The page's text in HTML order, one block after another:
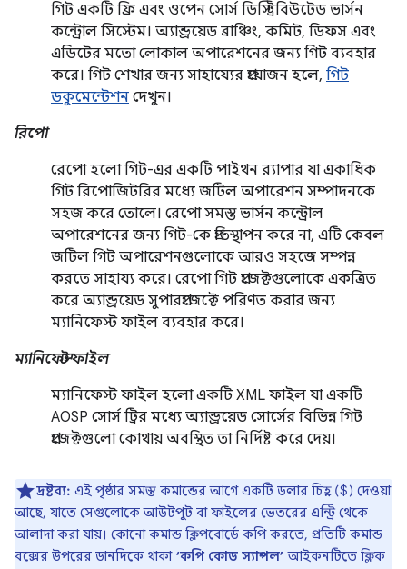
গিট একটি ফ্রি এবং ওপেন সোর্স ডিস্ট্রিবিউটেড ভার্সন
কন্ট্রোল সিস্টেম। অ্যান্ড্রয়েড ব্রাঞ্চিং, কমিট, ডিফস এবং
এডিটের মতো লোকাল অপারেশনের জন্য গিট ব্যবহার
করে। গিট শেখার জন্য সাহায্যের প্রয়োজন হলে, গিট
ডকুমেন্টেশন দেখুন।
রিপো
রেপো হলো গিট-এর একটি পাইথন র‍্যাপার যা একাধিক
গিট রিপোজিটরির মধ্যে জটিল অপারেশন সম্পাদনকে
সহজ করে তোলে। রেপো সমস্ত ভার্সন কন্ট্রোল
অপারেশনের জন্য গিট-কে প্রতিস্থাপন করে না, এটি কেবল
জটিল গিট অপারেশনগুলোকে আরও সহজে সম্পন্ন
করতে সাহায্য করে। রেপো গিট প্রজেক্টগুলোকে একত্রিত
করে অ্যান্ড্রয়েড সুপারপ্রজেক্টে পরিণত করার জন্য
ম্যানিফেস্ট ফাইল ব্যবহার করে।
ম্যানিফেস্ট ফাইল
ম্যানিফেস্ট ফাইল হলো একটি XML ফাইল যা একটি
AOSP সোর্স ট্রির মধ্যে অ্যান্ড্রয়েড সোর্সের বিভিন্ন গিট
প্রজেক্টগুলো কোথায় অবস্থিত তা নির্দিষ্ট করে দেয়।
দ্রষ্টব্য: এই পৃষ্ঠার সমস্ত কমান্ডের আগে একটি ডলার চিহ্ন ($) দেওয়া
আছে, যাতে সেগুলোকে আউটপুট বা ফাইলের ভেতরের এন্ট্রি থেকে
আলাদা করা যায়। কোনো কমান্ড ক্লিপবোর্ডে কপি করতে, প্রতিটি কমান্ড
বক্সের উপরের ডানদিকে থাকা ‘কপি কোড স্যাম্পল’ আইকনটিতে ক্লিক